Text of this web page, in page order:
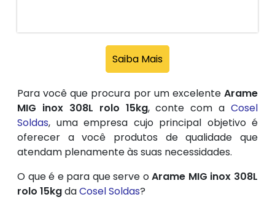
Para você que procura por um excelente Arame
MIG inox 308L rolo 15kg, conte com a Cosel
Soldas, uma empresa cujo principal objetivo é
oferecer a você produtos de qualidade que
atendam plenamente às suas necessidades.
O que é e para que serve oArame MIG inox 308L
rolo 15kgdaCosel Soldas?
Saiba Mais